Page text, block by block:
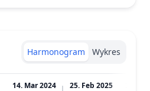
Harmonogram Wykres
14. Mar 2024 25. Feb 2025